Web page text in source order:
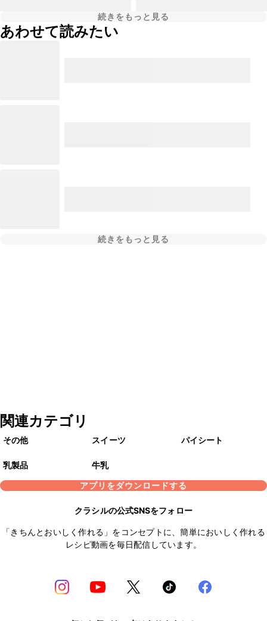
続きをもっと見る
あわせて読みたい
続きをもっと見る
関連カテゴリ
その他 スイーツ パイシート
乳製品
牛乳
アプリをダウンロードする
クラシルの公式SNSをフォロー
「きちんとおいしく作れる」をコンセプトに、簡単においしく作れる
レシピ動画を毎日配信しています。